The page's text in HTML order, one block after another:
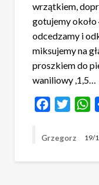
wrzątkiem,
gotujemy
odcedzamy i
miksujemy na
proszkiem do
waniliowy ,1,5…
Facebook
Grzegorz 19/